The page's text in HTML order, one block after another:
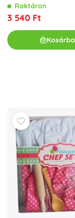
Raktáron
3 540 Ft
Kosárba